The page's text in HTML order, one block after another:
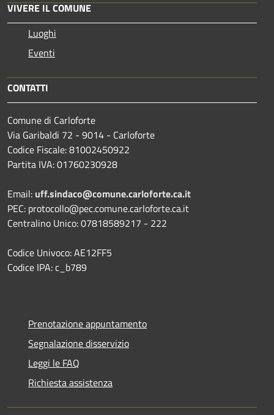
VIVERE IL COMUNE
Luoghi
Eventi
CONTATTI
Comune di Carloforte
Via Garibaldi 72 - 9014 - Carloforte
Codice Fiscale: 81002450922
Partita IVA: 01760230928
Email: uff.sindaco@comune.carloforte.ca.it
PEC: protocollo@pec.comune.carloforte.ca.it
Centralino Unico: 07818589217 - 222
Codice Univoco: AE12FF5
Codice IPA: c_b789
Prenotazione appuntamento
Segnalazione disservizio
Leggi le FAQ
Richiesta assistenza